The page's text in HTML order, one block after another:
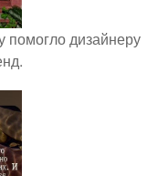
помогло дизайнеру